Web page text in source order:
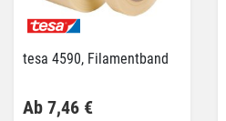
tesa 4590, Filamentband
Ab 7,46 €